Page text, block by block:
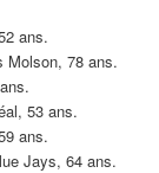
ans.
Molson, 78 ans.
53 ans.
ans.
Jays, 64 ans.